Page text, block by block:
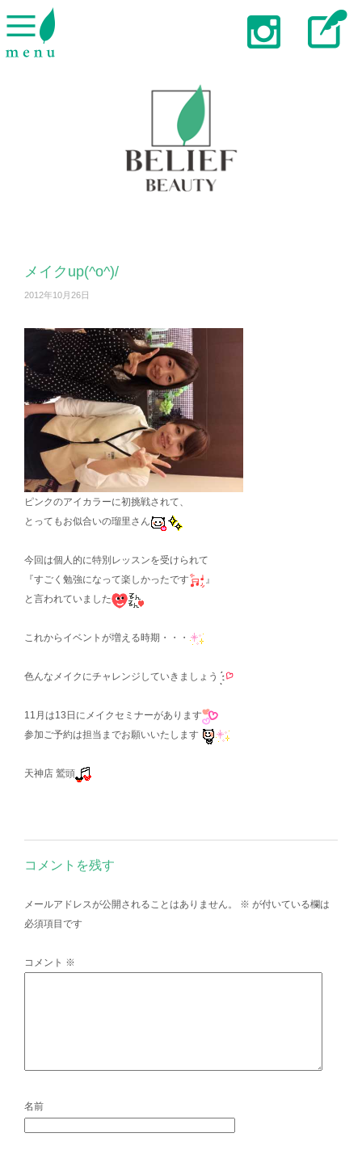
メイクup(^o^)/
2012年10月26日
ピンクのアイカラーに初挑戦されて、
とってもお似合いの瑠里さん
今回は個人的に特別レッスンを受けられて
『すごく勉強になって楽しかったです
』
と言われていました
これからイベントが増える時期・・・
色んなメイクにチャレンジしていきましょう
11月は13日にメイクセミナーがあります
参加ご予約は担当までお願いいたします
天神店 鷲頭
コメントを残す
メールアドレスが公開されることはありません。 ※ が付いている欄は
必須項目です
コメント ※
名前